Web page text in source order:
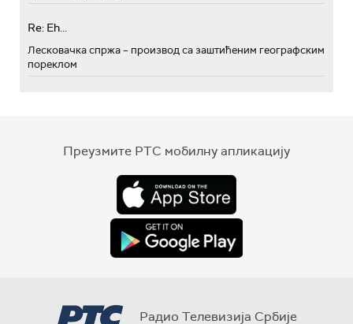
Re: Eh...
Лесковачка спржа – производ са заштићеним географским
пореклом
Преузмите РТС мобилну апликацију
Радио Телевизија Србије